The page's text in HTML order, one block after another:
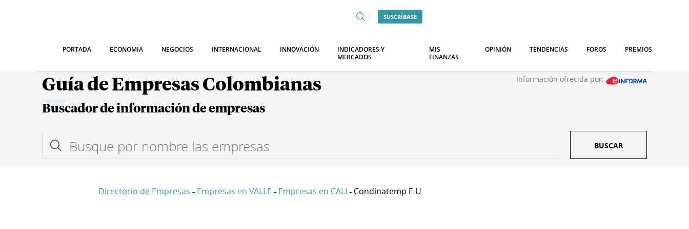
SUSCRÍBASE
PORTADA ECONOMIA NEGOCIOS INTERNACIONAL INNOVACIÓN
INDICADORES Y
MERCADOS
MIS
FINANZAS
OPINIÓN TENDENCIAS FOROS PREMIOS
Guía de Empresas Colombianas Información ofrecida por:
Buscador de información de empresas
BUSCAR
Directorio de Empresas - Empresas en VALLE - Empresas en CALI - Condinatemp E U